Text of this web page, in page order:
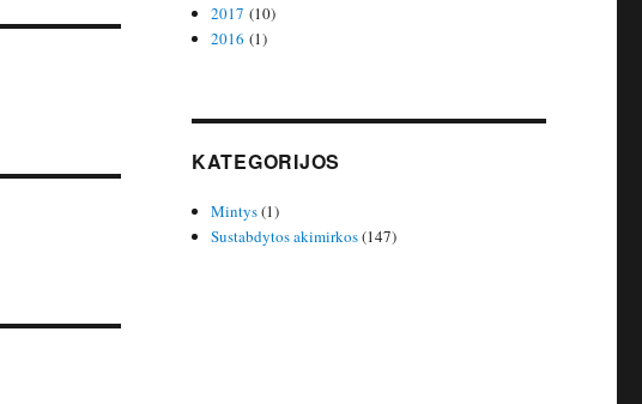
2017 (10)
2016 (1)
KATEGORIJOS
Mintys(1)
Sustabdytos akimirkos(147)